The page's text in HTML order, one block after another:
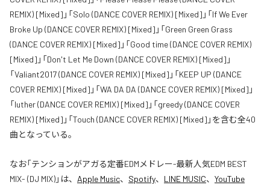
REMIX) [Mixed]」「Solo (DANCE COVER REMIX) [Mixed]」「If We Ever
Broke Up (DANCE COVER REMIX) [Mixed]」「Green Green Grass
(DANCE COVER REMIX) [Mixed]」「Good time (DANCE COVER REMIX)
[Mixed]」「Don't Let Me Down (DANCE COVER REMIX) [Mixed]」
「Valiant2017 (DANCE COVER REMIX) [Mixed]」「KEEP UP (DANCE
COVER REMIX) [Mixed]」「WA DA DA (DANCE COVER REMIX) [Mixed]」
「luther (DANCE COVER REMIX) [Mixed]」「greedy (DANCE COVER
REMIX) [Mixed]」「Touch (DANCE COVER REMIX) [Mixed]」を含む全40
曲となっている。
なお「テンションがアガる定番EDMメドレー-最新人気EDM BEST
MIX- (DJ MIX)」は、 Apple Music、 Spotify、 LINE MUSIC、 YouTube